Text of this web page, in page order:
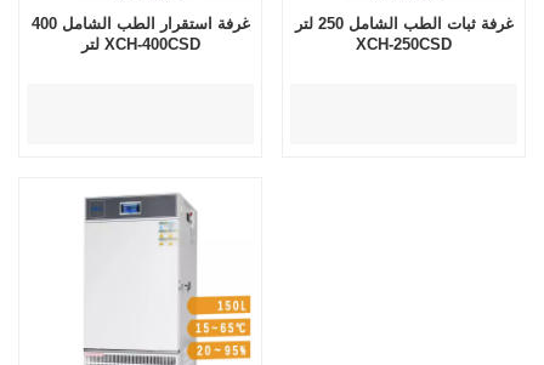
غرفة استقرار الطب الشامل 400
لتر XCH-400CSD
غرفة ثبات الطب الشامل 250 لتر
XCH-250CSD